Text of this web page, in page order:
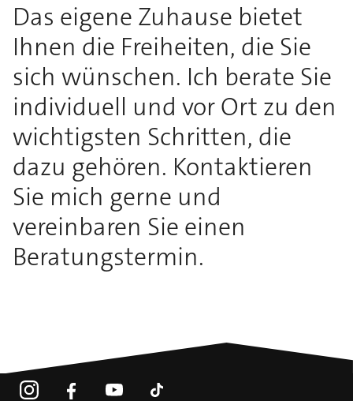
Das eigene Zuhause bietet
Ihnen die Freiheiten, die Sie
sich wünschen. Ich berate Sie
individuell und vor Ort zu den
wichtigsten Schritten, die
dazu gehören. Kontaktieren
Sie mich gerne und
vereinbaren Sie einen
Beratungstermin.